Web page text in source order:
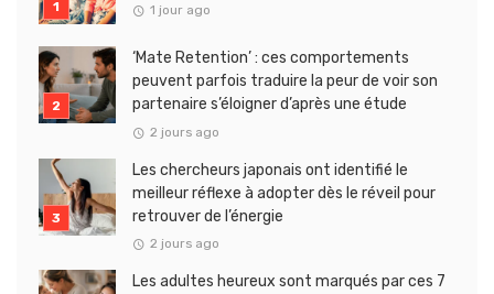
1 jour ago
‘Mate Retention’ : ces comportements
peuvent parfois traduire la peur de voir son
partenaire s’éloigner d’après une étude
2 jours ago
Les chercheurs japonais ont identifié le
meilleur réflexe à adopter dès le réveil pour
retrouver de l’énergie
2 jours ago
Les adultes heureux sont marqués par ces 7